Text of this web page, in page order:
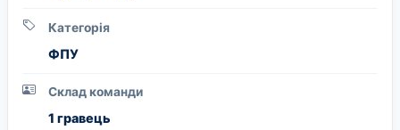
Категорія
ФПУ
Склад команди
1 гравець